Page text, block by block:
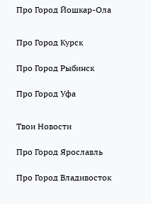
Про Город Йошкар-Ола
Про Город Курск
Про Город Рыбинск
Про Город Уфа
Твои Новости
Про Город Ярославль
Про Город Владивосток